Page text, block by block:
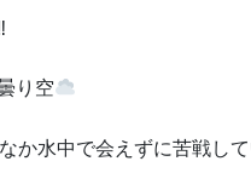
り空
か水中で会えずに苦戦し